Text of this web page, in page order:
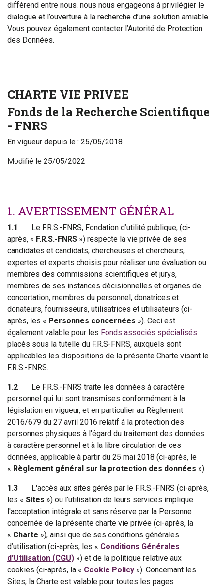
différend entre nous, nous nous engageons à privilégier le
dialogue et l’ouverture à la recherche d’une solution amiable.
Vous pouvez également contacter l’Autorité de Protection
des Données.
CHARTE VIE PRIVEE
Fonds de la Recherche Scientifique
- FNRS
En vigueur depuis le : 25/05/2018
Modifié le 25/05/2022
1. AVERTISSEMENT GÉNÉRAL
1.1
Le F.R.S.-FNRS, Fondation d’utilité publique, (ci-
après, « F.R.S.-FNRS ») respecte la vie privée de ses
candidates et candidats, chercheuses et chercheurs,
expertes et experts choisis pour réaliser une évaluation ou
membres des commissions scientifiques et jurys,
membres de ses instances décisionnelles et organes de
concertation, membres du personnel, donatrices et
donateurs, fournisseurs, utilisatrices et utilisateurs (ci-
après, les « Personnes concernées »). Ceci est
également valable pour les Fonds associés spécialisés
placés sous la tutelle du F.R.S-FNRS, auxquels sont
applicables les dispositions de la présente Charte visant le
F.R.S.-FNRS.
1.2 Le F.R.S.-FNRS traite les données à caractère
personnel qui lui sont transmises conformément à la
législation en vigueur, et en particulier au Règlement
2016/679 du 27 avril 2016 relatif à la protection des
personnes physiques à l'égard du traitement des données
à caractère personnel et à la libre circulation de ces
données, applicable à partir du 25 mai 2018 (ci-après, le
« Règlement général sur la protection des données »).
1.3 L'accès aux sites gérés par le F.R.S.-FNRS (ci-après,
les « Sites ») ou l’utilisation de leurs services implique
l'acceptation intégrale et sans réserve par la Personne
concernée de la présente charte vie privée (ci-après, la
« Charte »), ainsi que de ses conditions générales
d’utilisation (ci-après, les « Conditions Générales
d’Utilisation (CGU) ») et de la politique relative aux
cookies (ci-après, la « Cookie Policy »). Concernant les
Sites, la Charte est valable pour toutes les pages